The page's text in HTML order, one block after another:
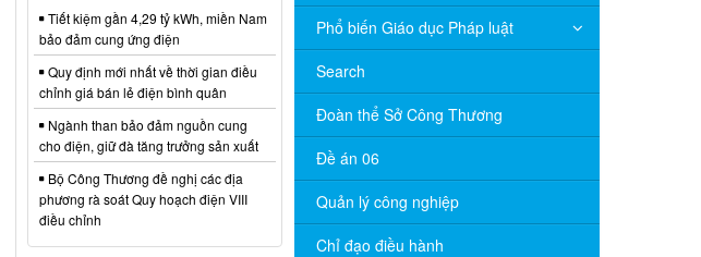
Phổ biến Giáo dục Pháp luật
Search
Đoàn thể Sở Công Thương
Đề án 06
Quản lý công nghiệp
Chỉ đạo điều hành
Tiết kiệm gần 4,29 tỷ kWh, miền Nam
bảo đảm cung ứng điện
Quy định mới nhất về thời gian điều
chỉnh giá bán lẻ điện bình quân
Ngành than bảo đảm nguồn cung
cho điện, giữ đà tăng trưởng sản xuất
Bộ Công Thương đề nghị các địa
phương rà soát Quy hoạch điện VIII
điều chỉnh